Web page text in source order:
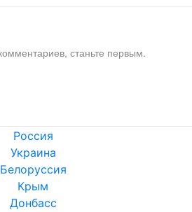
станьте первым.
Россия
Украина
Белоруссия
Крым
Донбасс